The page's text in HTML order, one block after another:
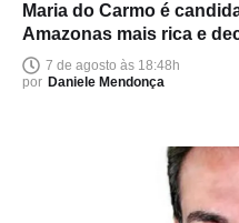
Maria do Carmo é
Amazonas mais rica e
milhões
7 de agosto às 18:48h
por Daniele Mendonça